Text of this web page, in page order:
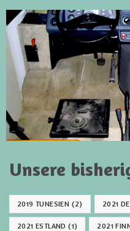
Unsere
2019 TUNESIEN (2) 2021
2021 ESTLAND (1) 2021